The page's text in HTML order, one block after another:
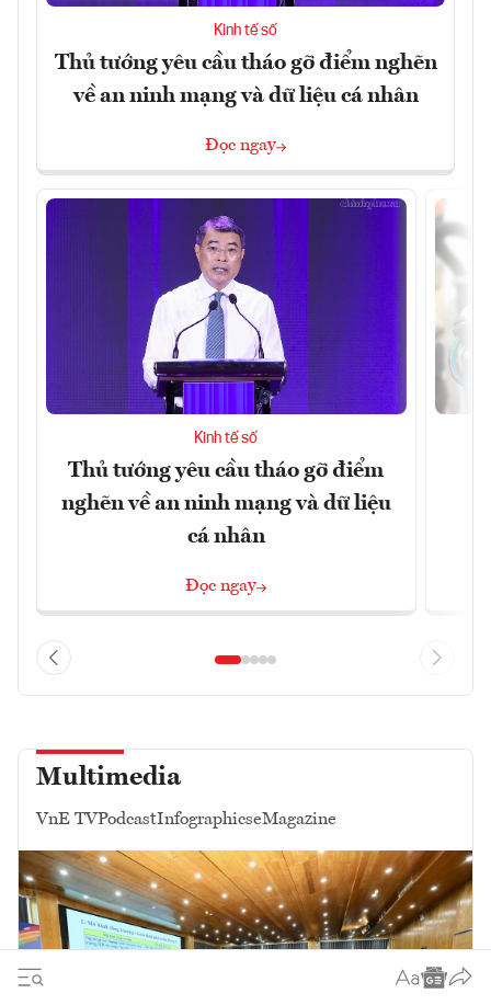
Kinh tế số
Thủ tướng yêu cầu tháo gỡ điểm nghẽn
về an ninh mạng và dữ liệu cá nhân
Đọc ngay
Kinh tế số
Thủ tướng yêu cầu tháo gỡ điểm
nghẽn về an ninh mạng và dữ liệu
cá nhân
Đọc ngay
Multimedia
VnE TVPodcastInfographicseMagazine